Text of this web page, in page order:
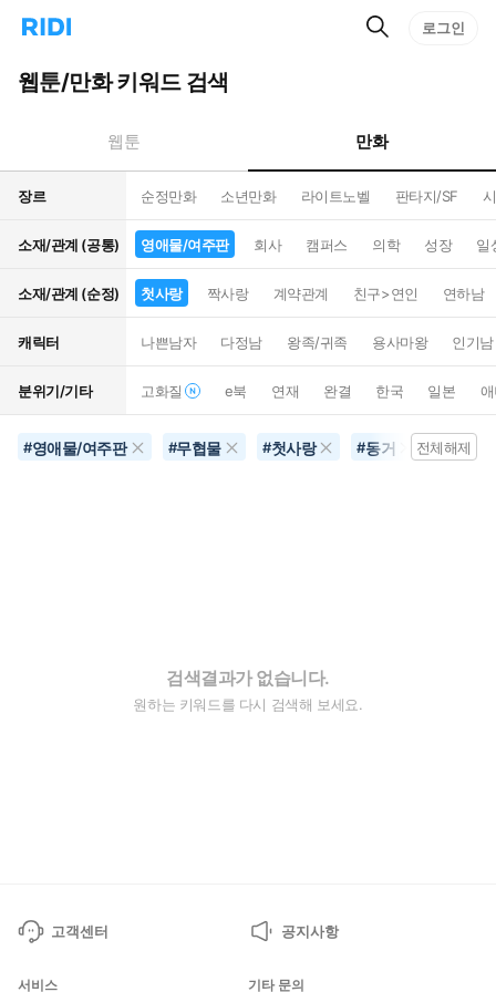
리
홈
으
턴
트
검
로그인
웹툰/만화 키워드 검색
웹툰 만화
장르 순정만화 소년만화 라이트노벨 판타지/SF
소재/관계 (공통) 영애물/여주판 회사 캠퍼스 의학 성장 일
소재/관계 (순정) 첫사랑 짝사랑 계약관계 친구>연인 연하남
캐릭터 나쁜남자 다정남 왕족/귀족 용사마왕 인기남
분위기/기타 고화질 e북 연재 완결 한국 일본
#영애물/여주판 #무협물 #첫사랑 #동거 #초능력
전체해제
검색결과가 없습니다.
원하는 키워드를 다시 검색해 보세요.
고객센터 공지사항
서비스 기타 문의